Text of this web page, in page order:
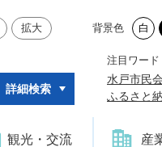
拡大 背景色 白
詳細検索
注目ワード
水戸市民
ふるさと
観光・交流 産